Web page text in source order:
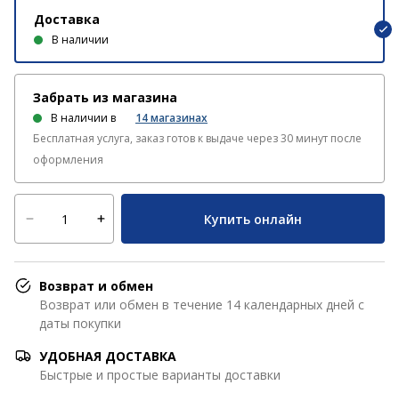
Доставка
В наличии
Забрать из магазина
В наличии в 14магазинах
Бесплатная услуга, заказ готов к выдаче через 30 минут после
оформления
Купить онлайн
Возврат и обмен
Возврат или обмен в течение 14 календарных дней с
даты покупки
УДОБНАЯ ДОСТАВКА
Быстрые и простые варианты доставки